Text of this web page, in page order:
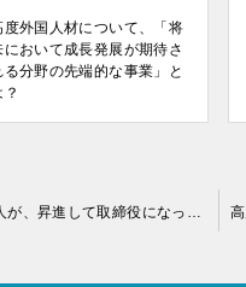
度外国人材について、「将
において成長発展が期待さ
る分野の先端的な事業」と
？
高度専門・技術活動で在留している外国人が、昇進して取締役になったとき、在留資格の変更は必要か？